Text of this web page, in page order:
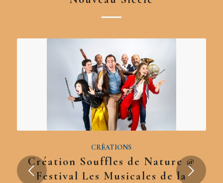
CRÉATIONS
Création Souffles de Nature @
Festival Les Musicales de la
Suivant